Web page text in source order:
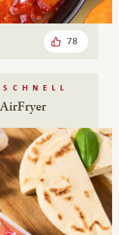
78